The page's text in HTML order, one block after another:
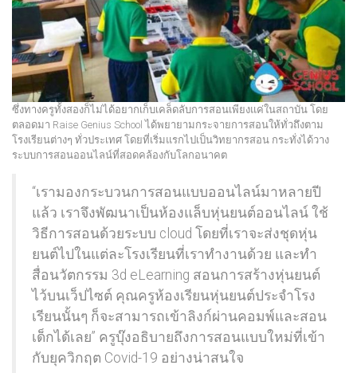
ซึ่งทางครูทั้งสองก็ไม่ได้อยากเก็บเคล็ดลับการสอนเพียงแค่ในสถาบัน โดย
ตลอดมา Raise Genius School ได้พยายามกระจายการสอนให้ทั่วถึงตาม
โรงเรียนต่างๆ ทั่วประเทศ โดยที่เริ่มแรกไปเป็นวิทยากรสอน กระทั่งได้วาง
ระบบการสอนออนไลน์ที่สอดคล้องกับโลกอนาคต
“เรามองกระบวนการสอนแบบออนไลน์มาหลายปี
แล้ว เราจึงพัฒนาเป็นห้องแล็บหุ่นยนต์ออนไลน์ ใช้
วิธีการสอนด้วยระบบ cloud โดยที่เราจะส่งชุดหุ่น
ยนต์ไปในแต่ละโรงเรียนที่เราทำงานด้วย และทำ
สื่อนวัตกรรม 3d eLearning สอนการสร้างหุ่นยนต์
ไว้บนเว็ปไซต์ คุณครูห้องเรียนหุ่นยนต์ประจำโรง
เรียนนั้นๆ ก็จะสามารถเข้าลิงก์ผ่านคอมพ์และสอน
เด็กได้เลย” ครูบุ๊งอธิบายถึงการสอนแบบใหม่ที่เข้า
กับยุควิกฤต Covid-19 อย่างน่าสนใจ